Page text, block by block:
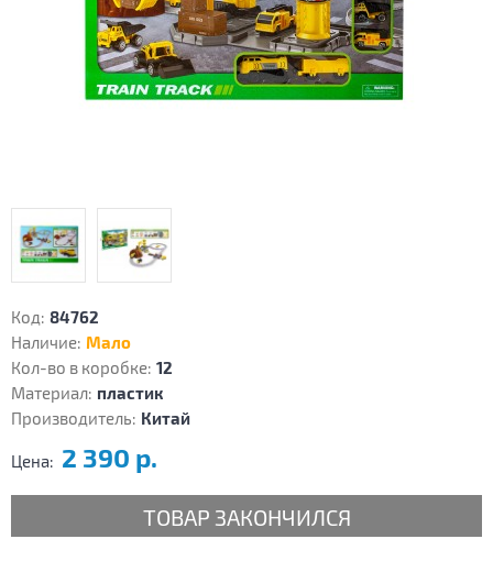
Код: 84762
Наличие: Мало
Кол-во в коробке: 12
Материал: пластик
Производитель: Китай
Цена: 2 390 р.
ТОВАР ЗАКОНЧИЛСЯ